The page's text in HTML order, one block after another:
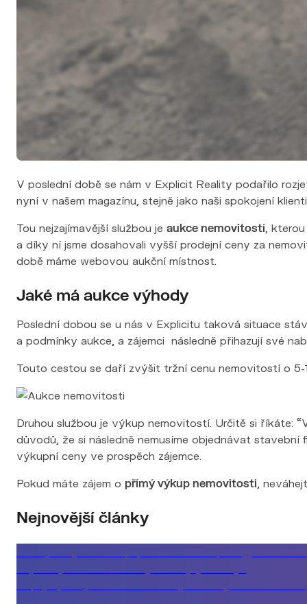
Nabídka nemovitostí
Nová výstavba
Pro developery
Kontakt
V poslední době se nám v Explicit Reality podařilo
nyní v našem magazínu, stejně jako naši spokojení
Tou nejzajímavější službou je aukce nemovitostí,
a díky ní jsme dosahovali vyšší prodejní ceny za
době máme webovou aukční místnost.
Jaké má aukce výhody
Poslední dobou se u nás v Explicitu taková situace
a podmínky aukce, a zájemci následně přihazují své
Touto cestou se daří zvýšit tržní cenu nemovitostí o
Druhou službou je výkup nemovitostí. Určitě si říkáte:
důvodů, že si následně nemusíme objednávat
výkupní ceny ve prospěch zájemce.
Pokud máte zájem o přímý výkup nemovitosti,
Nejnovější články